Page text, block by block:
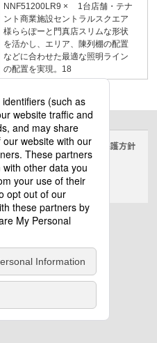
NNF51200LR9 × 1台店舗・テナ
ント商業施設セントラルスクエア
様ららぽーと門真店スリムな形状
を活かし、エリア、陳列棚の配置
などに合わせた最適な照明ライン
の配置を実現。18
ーポリシー 個人情報保護方針
（ビジネス）
Works Co., Ltd.